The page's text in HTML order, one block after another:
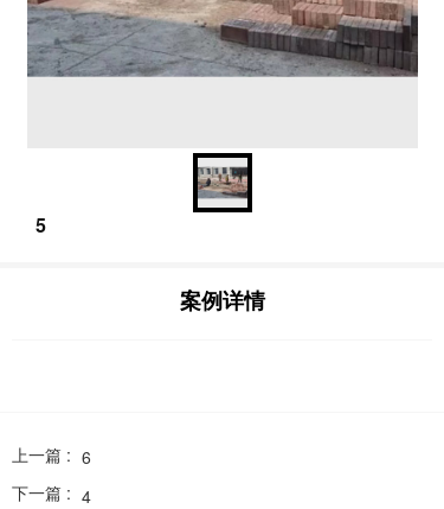
5
案例详情
上一篇 : 6
下一篇 : 4